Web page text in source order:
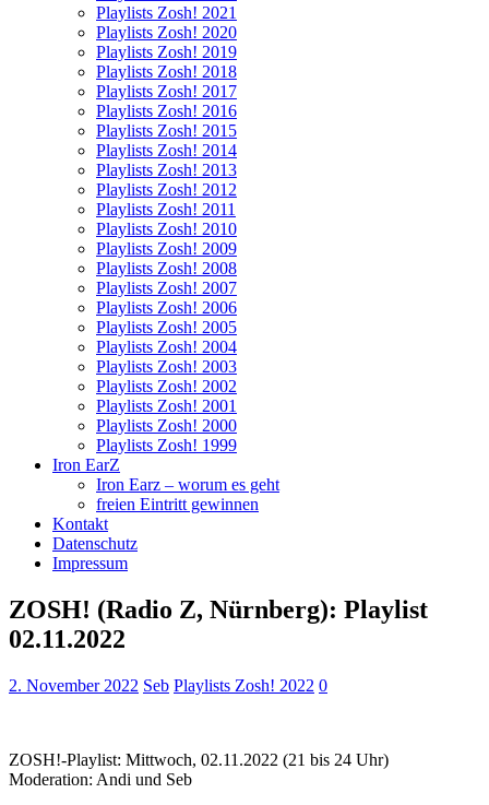
Playlists Zosh! 2021
Playlists Zosh! 2020
Playlists Zosh! 2019
Playlists Zosh! 2018
Playlists Zosh! 2017
Playlists Zosh! 2016
Playlists Zosh! 2015
Playlists Zosh! 2014
Playlists Zosh! 2013
Playlists Zosh! 2012
Playlists Zosh! 2011
Playlists Zosh! 2010
Playlists Zosh! 2009
Playlists Zosh! 2008
Playlists Zosh! 2007
Playlists Zosh! 2006
Playlists Zosh! 2005
Playlists Zosh! 2004
Playlists Zosh! 2003
Playlists Zosh! 2002
Playlists Zosh! 2001
Playlists Zosh! 2000
Playlists Zosh! 1999
Iron EarZ
Iron Earz – worum es geht
freien Eintritt gewinnen
Kontakt
Datenschutz
Impressum
ZOSH! (Radio Z, Nürnberg): Playlist
02.11.2022
2. November 2022 Seb Playlists Zosh! 2022 0
ZOSH!-Playlist: Mittwoch, 02.11.2022 (21 bis 24 Uhr)
Moderation: Andi und Seb